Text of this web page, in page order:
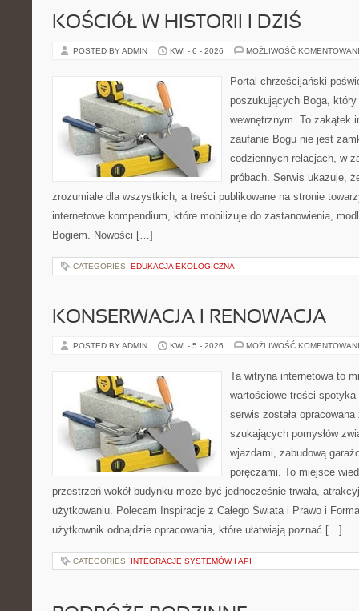
KOŚCIÓŁ W HISTORII I DZIŚ
POSTED BY ADMIN KWI - 6 - 2026 MOŻLIWOŚĆ
Portal chrześcijański
poszukujących Boga,
wewnętrznym. To zakątek
zaufanie Bogu nie jest
codziennych relacjach, w
próbach. Serwis ukazuje,
zrozumiałe dla wszystkich, a treści publikowane na stronie
internetowe kompendium, które mobilizuje do zastanowienia,
Bogiem. Nowości […]
CATEGORIES: EDUKACJA EKOLOGICZNA
KONSERWACJA I RENOWACJA
POSTED BY ADMIN KWI - 5 - 2026 MOŻLIWOŚĆ
Ta witryna internetowa to
wartościowe treści
serwis została
szukających pomysłów
wjazdami, zabudową
poręczami. To miejsce
przestrzeń wokół budynku może być jednocześnie trwała,
użytkowaniu. Polecam Inspiracje z Całego Świata i Prawo i
użytkownik odnajdzie opracowania, które ułatwiają poznać […]
CATEGORIES: INTEGRACJE SYSTEMÓW I API